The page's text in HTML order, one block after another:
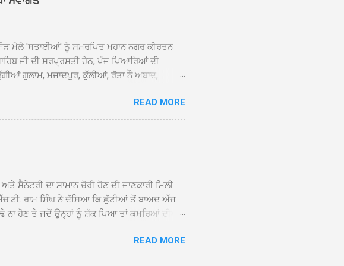
ਜੋੜ ਮੇਲੇ 'ਸਤਾਈਆਂ' ਨੂੰ ਸਮਰਪਿਤ ਮਹਾਨ ਨਗਰ ਕੀਰਤਨ
ਜੀ ਦੀ ਸਰਪ੍ਰਸਤੀ ਹੇਠ, ਪੰਜ ਪਿਆਰਿਆਂ ਦੀ
ਗੁਲਾਮ, ਮਜਾਦਪੁਰ, ਕੁੱਲੀਆਂ, ਰੱਤਾ ਨੌ ਅਬਾਦ,
’ਤੇ ਮੁੱਖ ਸੇਵਾਦਾਰ ਸੰਤ ਬਾਬਾ ਹਰਜੀਤ ਸਿੰਘ ਤੇ ਇਲਾਕੇ
ਸ੍ਰੀ ਦਮਦਮਾ ਸਾਹਿਬ ਠੱਟਾ ਵਿਖੇ ਨਗਰ ਕੀਰਤਨ ਦੇ
ਪ੍ਰਬੰਧਕਾਂ ਦਾ ਗੁਰਦੁਆਰਾ ਦਮਦਮਾ ਸਾਹਿਬ ਠੱਟਾ ਦੇ
ਕੀਤਾ ਗਿਆ। ਨਗਰ ਕੀਰਤਨ ਦੀ ਆਰੰਭਤਾ ਤੋਂ ਲੈ ਕੇ
READ MORE
ਸੈਨੇਟਰੀ ਦਾ ਸਾਮਾਨ ਚੋਰੀ ਹੋਣ ਦੀ ਜਾਣਕਾਰੀ ਮਿਲੀ
ਰਾਮ ਸਿੰਘ ਨੇ ਦੱਸਿਆ ਕਿ ਛੁੱਟੀਆਂ ਤੋਂ ਬਾਅਦ ਅੱਜ
ਨਾ ਹੋਣ ਤੇ ਜਦੋਂ ਉਨ੍ਹਾਂ ਨੂੰ ਸ਼ੱਕ ਪਿਆ ਤਾਂ ਕਮਰਿਆਂ ਦੀਆਂ
ਸਨ ਅਤੇ 20 ਜੂਨ ਤੱਕ ਸਭ ਠੀਕ ਸੀ। ਚੋਰੀ ਦੀ ਘਟਨਾ
ਬਾਲਾ, ਹਰਜੀਤ ਕੌਰ, ਕਮਲਪ੍ਰੀਤ ਕੌਰ ਅਤੇ ਹਰਵਿੰਦਰ
READ MORE